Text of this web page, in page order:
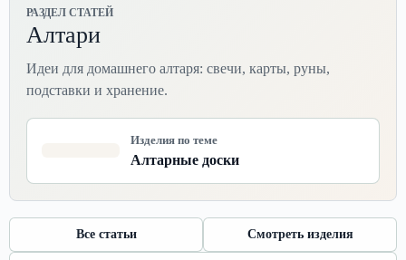
РАЗДЕЛ СТАТЕЙ
Алтари
Идеи для домашнего алтаря: свечи, карты, руны,
подставки и хранение.
Изделия по теме
Алтарные доски
Все статьи Смотреть изделия